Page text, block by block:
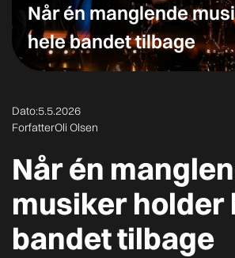
Når én manglende
hele bandet tilbage
Dato:5.5.2026
ForfatterOli Olsen
Når én
musiker holder
bandet tilbage